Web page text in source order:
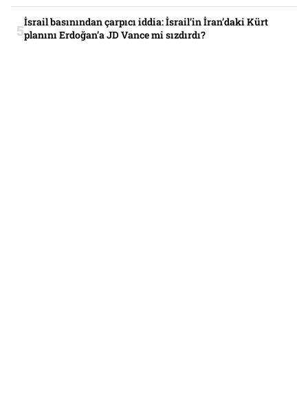
İsrail basınından çarpıcı iddia: İsrail’in İran’daki Kürt
planını Erdoğan’a JD Vance mi sızdırdı?